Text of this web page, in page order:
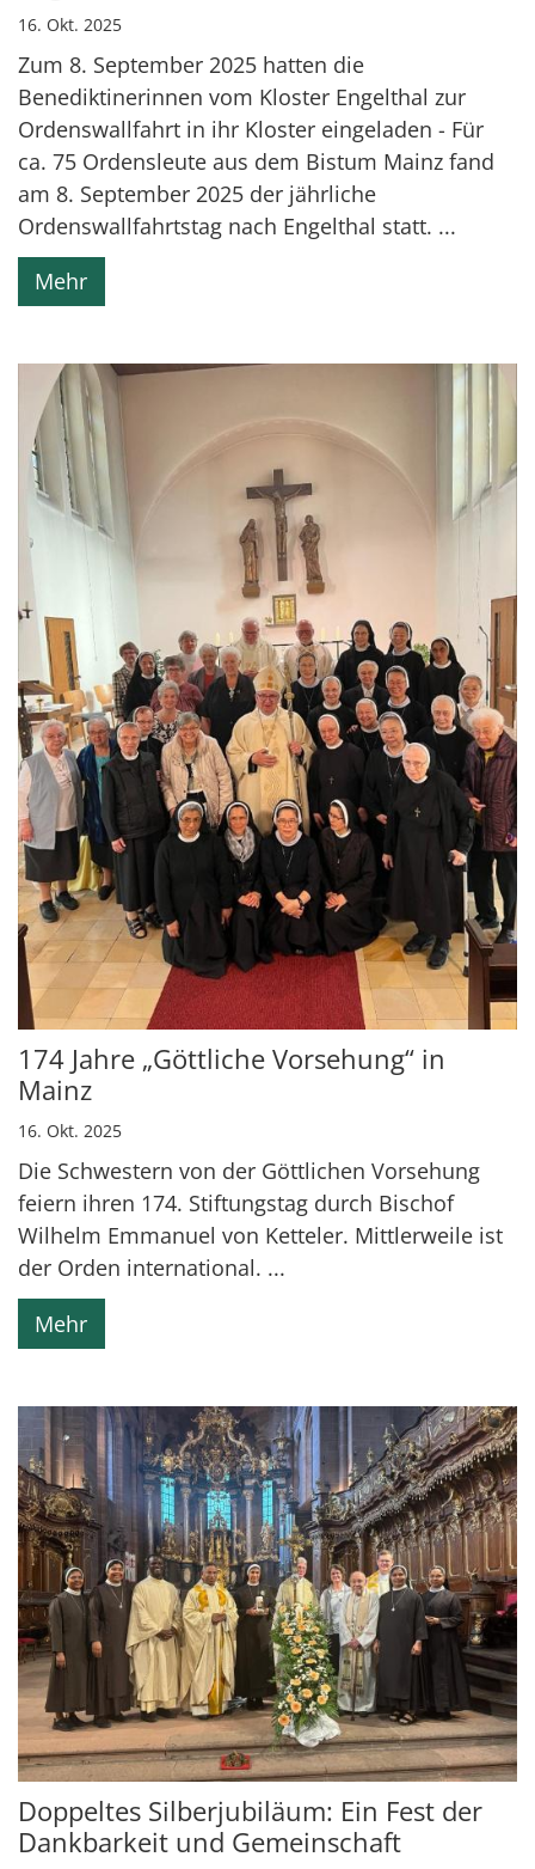
16. Okt. 2025
Zum 8. September 2025 hatten die
Benediktinerinnen vom Kloster Engelthal zur
Ordenswallfahrt in ihr Kloster eingeladen - Für
ca. 75 Ordensleute aus dem Bistum Mainz fand
am 8. September 2025 der jährliche
Ordenswallfahrtstag nach Engelthal statt. ...
Mehr
174 Jahre „Göttliche Vorsehung“ in
Mainz
16. Okt. 2025
Die Schwestern von der Göttlichen Vorsehung
feiern ihren 174. Stiftungstag durch Bischof
Wilhelm Emmanuel von Ketteler. Mittlerweile ist
der Orden international. ...
Mehr
Doppeltes Silberjubiläum: Ein Fest der
Dankbarkeit und Gemeinschaft